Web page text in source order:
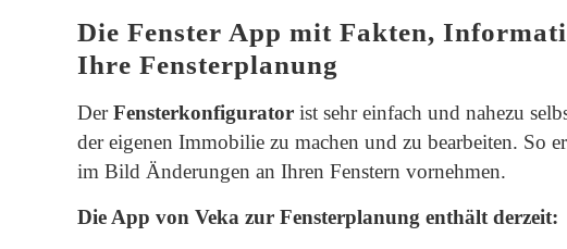
Die Fenster App mit Fakten,
Ihre Fensterplanung
DerFensterkonfiguratorist sehr einfach und nahezu
der eigenen Immobilie zu machen und zu bearbeiten. So
im Bild Änderungen an Ihren Fenstern vornehmen.
Die App von Veka zur Fensterplanung enthält derzeit: